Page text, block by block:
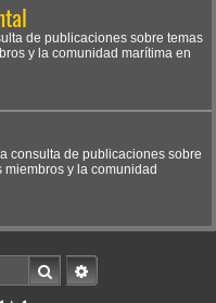
de publicaciones sobre temas
y la comunidad marítima en
consulta de publicaciones sobre
y la comunidad
BuscarBúsqueda avanzada